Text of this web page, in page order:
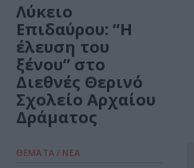
Λύκειο
Επιδαύρου: “Η
έλευση του
ξένου” στο
Διεθνές Θερινό
Σχολείο Αρχαίου
Δράματος
ΘΕΜΑΤΑ / ΝΕΑ